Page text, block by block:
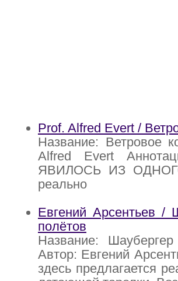
Prof. Alfred Evert /
Название: Ветровое
Alfred Evert
ЯВИЛОСЬ ИЗ
реально
Евгений Арсентьев /
полётов
Название:
Автор: Евгений
здесь предлагается